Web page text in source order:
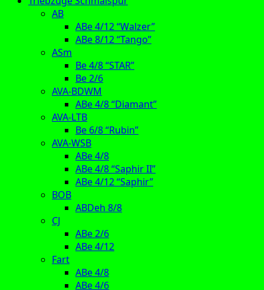
AB
ABe 4/12 “Walzer”
ABe 8/12 “Tango”
ASm
Be 4/8 “STAR”
Be 2/6
AVA-BDWM
ABe 4/8 “Diamant”
AVA-LTB
Be 6/8 “Rubin”
AVA-WSB
ABe 4/8
ABe 4/8 “Saphir II”
ABe 4/12 “Saphir”
BOB
ABDeh 8/8
CJ
ABe 2/6
ABe 4/12
Fart
ABe 4/8
ABe 4/6